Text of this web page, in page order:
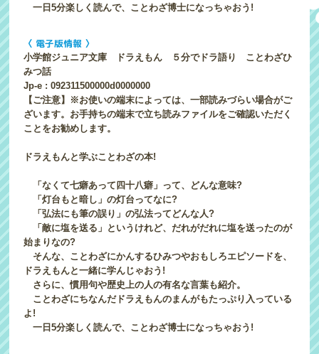
一日5分楽しく読んで、ことわざ博士になっちゃおう!
〈 電子版情報 〉
小学館ジュニア文庫 ドラえもん ５分でドラ語り ことわざひ
みつ話
Jp-e : 092311500000d0000000
【ご注意】※お使いの端末によっては、一部読みづらい場合がご
ざいます。お手持ちの端末で立ち読みファイルをご確認いただく
ことをお勧めします。
ドラえもんと学ぶことわざの本!
「なくて七癖あって四十八癖」って、どんな意味?
「灯台もと暗し」の灯台ってなに?
「弘法にも筆の誤り」の弘法ってどんな人?
「敵に塩を送る」というけれど、だれがだれに塩を送ったのが
始まりなの?
そんな、ことわざにかんするひみつやおもしろエピソードを、
ドラえもんと一緒に学んじゃおう!
さらに、慣用句や歴史上の人の有名な言葉も紹介。
ことわざにちなんだドラえもんのまんがもたっぷり入っている
よ!
一日5分楽しく読んで、ことわざ博士になっちゃおう!